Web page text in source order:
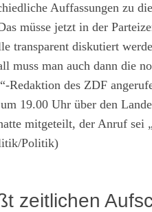
Auffassungen zu
müsse jetzt in der
transparent diskutiert
muss man auch dann die
Redaktion des ZDF
19.00 Uhr über den
mitgeteilt, der Anruf sei
Politik)
zeitlichen